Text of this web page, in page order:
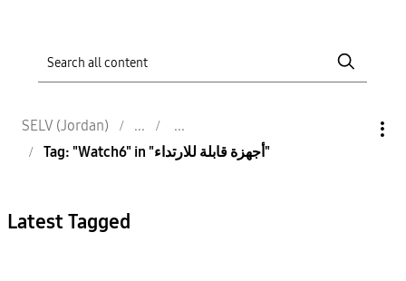
SELV (Jordan)
Tag: "Watch6" in "أجهزة قابلة للارتداء"
Latest Tagged